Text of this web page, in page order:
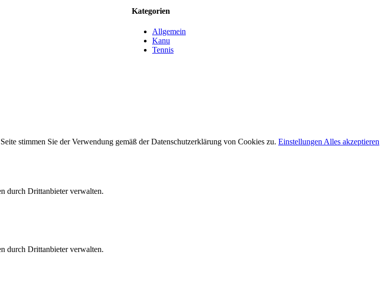
Kategorien
Allgemein
Kanu
Tennis
stimmen Sie der Verwendung gemäß der Datenschutzerklärung von Cookies zu. Einstellungen Alles akzeptieren
durch Drittanbieter verwalten.
durch Drittanbieter verwalten.